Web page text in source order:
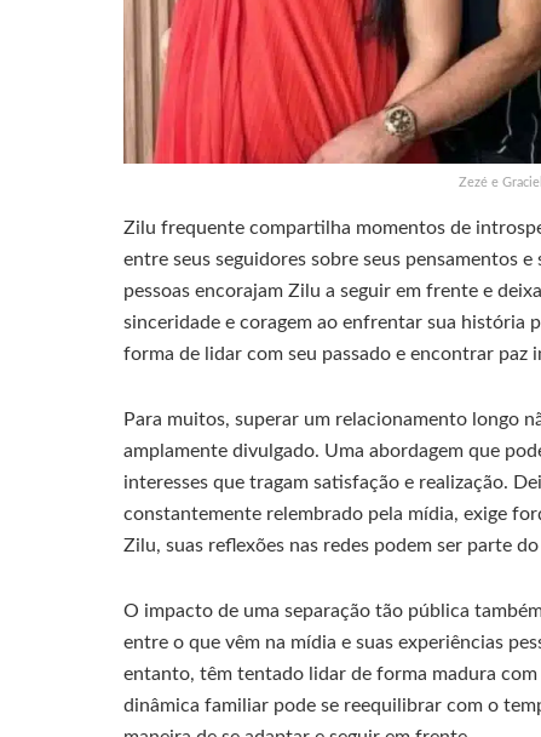
Zezé e
Zilu frequente compartilha momentos de
entre seus seguidores sobre seus pensamentos
pessoas encorajam Zilu a seguir em frente e
sinceridade e coragem ao enfrentar sua história
forma de lidar com seu passado e encontrar paz
Para muitos, superar um relacionamento longo
amplamente divulgado. Uma abordagem que
interesses que tragam satisfação e realização.
constantemente relembrado pela mídia, exige
Zilu, suas reflexões nas redes podem ser parte
O impacto de uma separação tão pública
entre o que vêm na mídia e suas experiências
entanto, têm tentado lidar de forma madura
dinâmica familiar pode se reequilibrar com o